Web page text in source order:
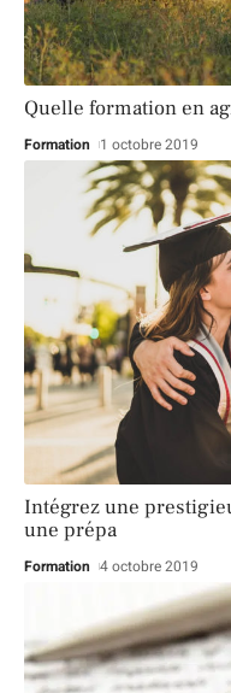
Quelle formation en
Formation 1 octobre 2019
Intégrez une
une prépa
Formation 4 octobre 2019